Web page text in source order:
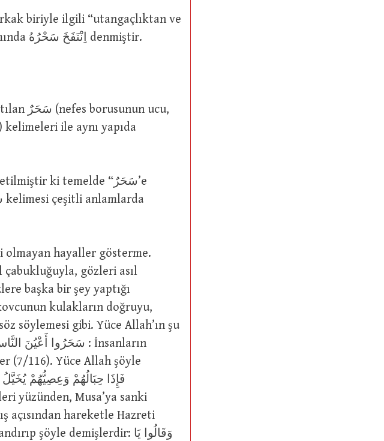
korkaklıktan dolayı akciğerleri şişti” anlamında اِنْتَفَخَ سَحْرُهُ denmiştir.
hayaller gösterme.
çabukluğuyla, gözleri asıl
başka bir şey yaptığı
kulakların doğruyu,
söylemesi gibi. Yüce Allah’ın şu
(7/116). Yüce Allah şöyle
yüzünden, Musa’ya sanki
açısından hareketle Hazreti